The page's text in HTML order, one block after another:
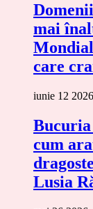
mai
care
iunie 12 2026
cum
Lusia